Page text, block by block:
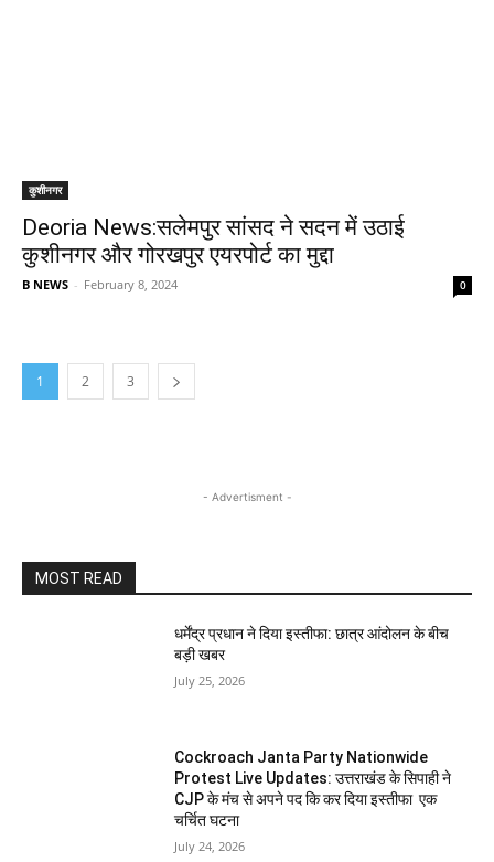
कुशीनगर
Deoria News:सलेमपुर सांसद ने सदन में उठाई
कुशीनगर और गोरखपुर एयरपोर्ट का मुद्दा
B NEWS - February 8, 2024 0
1 2 3
- Advertisment -
MOST READ
धर्मेंद्र प्रधान ने दिया इस्तीफा: छात्र आंदोलन के बीच
बड़ी खबर
July 25, 2026
Cockroach Janta Party Nationwide
Protest Live Updates: उत्तराखंड के सिपाही ने
CJP के मंच से अपने पद कि कर दिया इस्तीफा एक
चर्चित घटना
July 24, 2026